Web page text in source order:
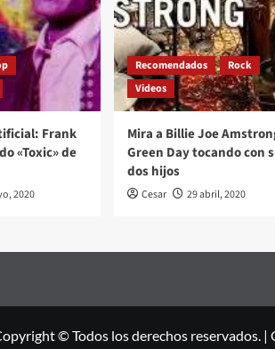
Frank
«Toxic» de
2020
Recomendados
Rock
Videos
Mira a Billie Joe
Green Day tocando con
dos hijos
Cesar 29 abril, 2020
© Todos los derechos reservados. |